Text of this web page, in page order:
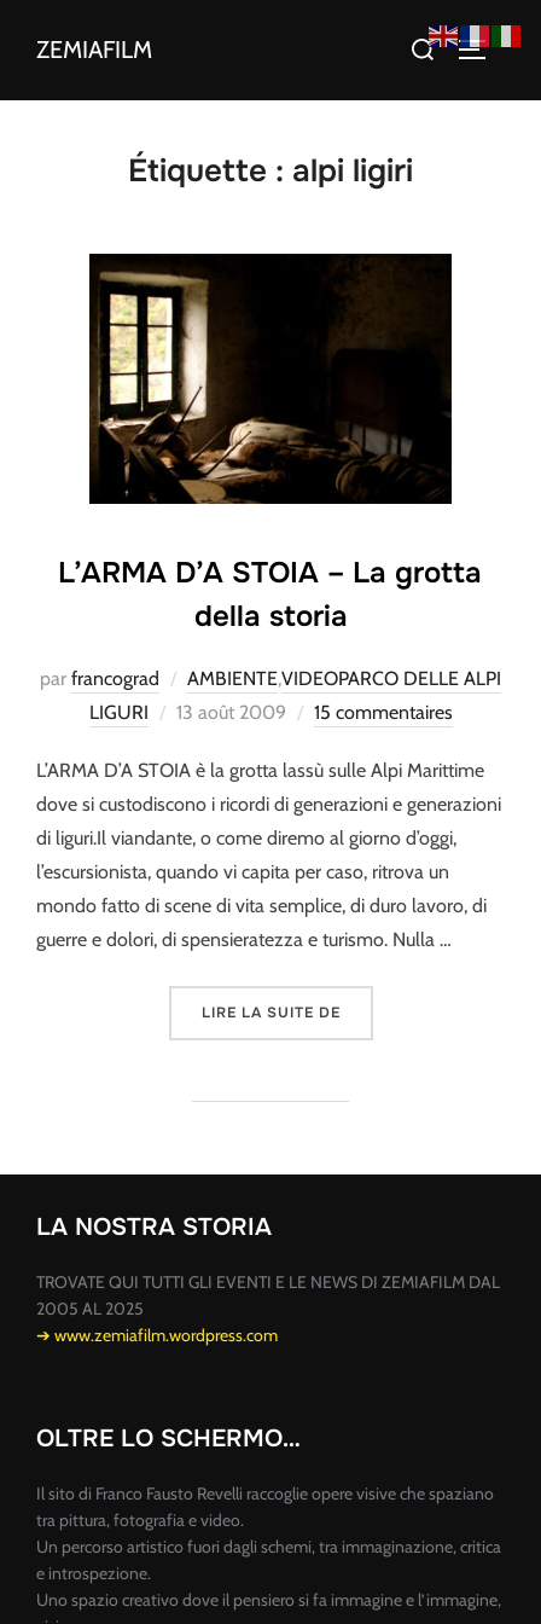
ZEMIAFILM Rechercher :
Étiquette : alpi ligiri
L’ARMA D’A STOIA – La grotta
della storia
par francograd AMBIENTE,VIDEOPARCO DELLE ALPI
LIGURI
Publié
13 août 2009 15 commentaires
L’ARMA D’A STOIA è la grotta lassù sulle Alpi Marittime
dove si custodiscono i ricordi di generazioni e generazioni
di liguri.Il viandante, o come diremo al giorno d’oggi,
l’escursionista, quando vi capita per caso, ritrova un
mondo fatto di scene di vita semplice, di duro lavoro, di
guerre e dolori, di spensieratezza e turismo. Nulla …
LIRE LA SUITE DE« L’ARMA D’A STOIA –
LA NOSTRA STORIA
TROVATE QUI TUTTI GLI EVENTI E LE NEWS DI ZEMIAFILM DAL
2005 AL 2025
➔ www.zemiafilm.wordpress.com
OLTRE LO SCHERMO…
Il sito di Franco Fausto Revelli raccoglie opere visive che spaziano
tra pittura, fotografia e video.
Un percorso artistico fuori dagli schemi, tra immaginazione, critica
e introspezione.
Uno spazio creativo dove il pensiero si fa immagine e l’immagine,